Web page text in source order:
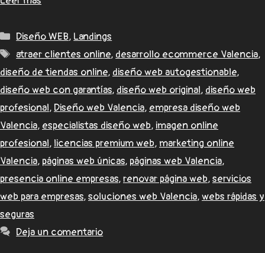
Diseño WEB, Landings
atraer clientes online, desarrollo ecommerce Valencia,
diseño de tiendas online, diseño web autogestionable,
diseño web con garantías, diseño web original, diseño web
profesional,Diseño web Valencia, empresa diseño web
Valencia, especialistas diseño web,imagen online
profesional, licencias premium web, marketing online
Valencia, páginas web únicas, páginas web Valencia,
presencia online empresas,renovar página web,servicios
web para empresas,soluciones web Valencia,webs rápidas y
seguras
Deja un comentario